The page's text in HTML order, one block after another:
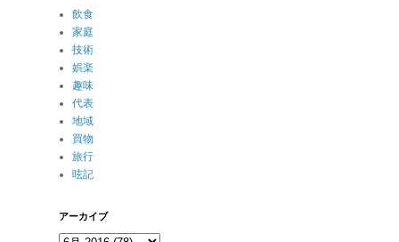
飲食
家庭
技術
娯楽
趣味
代表
地域
買物
旅行
呟記
アーカイブ